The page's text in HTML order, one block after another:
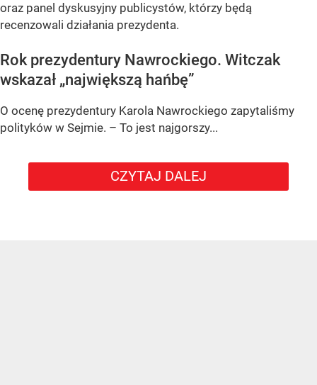
oraz panel dyskusyjny publicystów, którzy będą
recenzowali działania prezydenta.
Rok prezydentury Nawrockiego. Witczak
wskazał „największą hańbę”
O ocenę prezydentury Karola Nawrockiego zapytaliśmy
polityków w Sejmie. – To jest najgorszy...
CZYTAJ DALEJ